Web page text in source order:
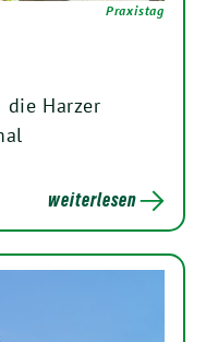
Praxistag
die Harzer
weiterlesen